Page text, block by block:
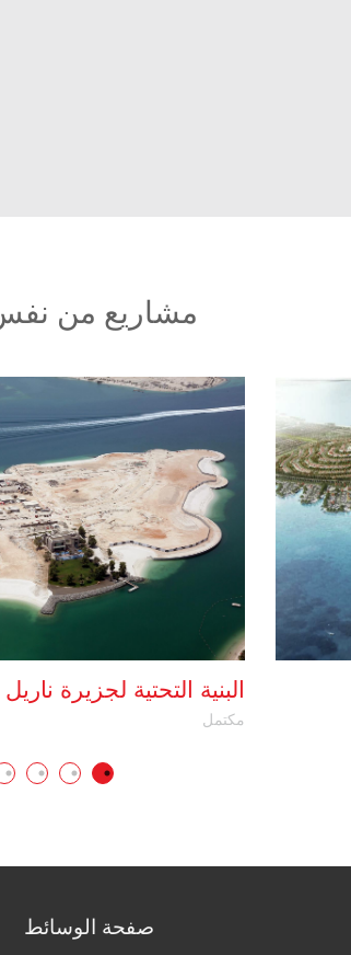
مشاريع من
البنية التحتية لجزيرة ناريل
مكتمل
صفحة الوسائط